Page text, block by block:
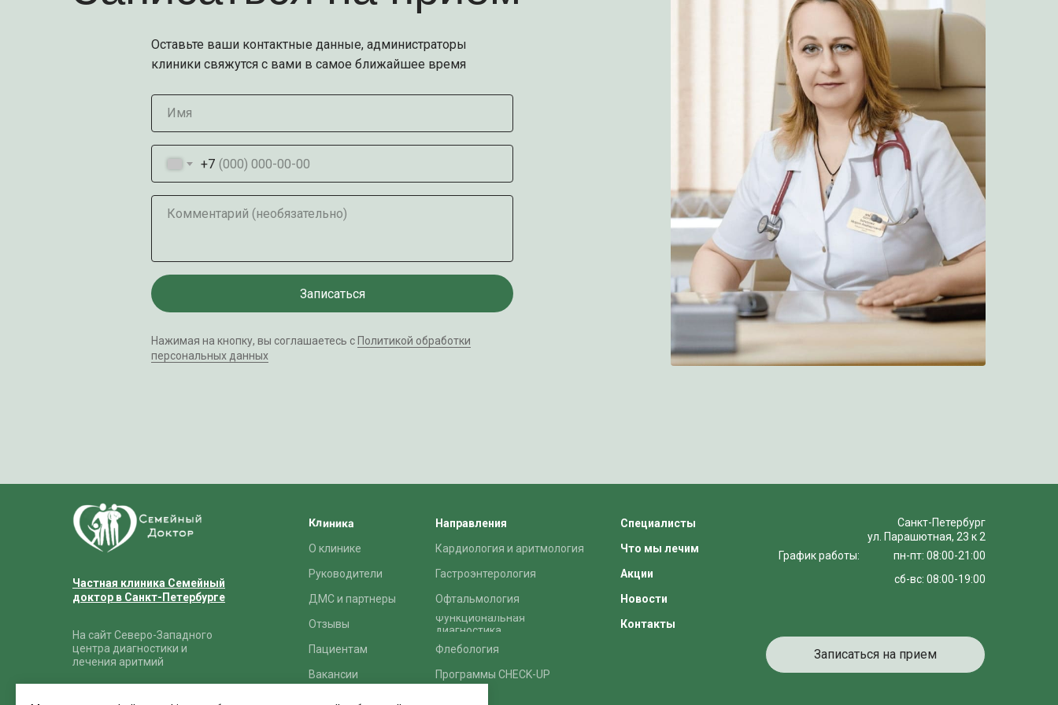
Оставьте ваши контактные данные, администраторы
клиники свяжутся с вами в самое ближайшее время
Имя
+7
Комментарий (необязательно)
Записаться
Нажимая на кнопку, вы соглашаетесь с Политикой обработки
персональных данных
Частная клиника Семейный
доктор в Санкт-Петербурге
Специалисты
Что мы лечим
Акции
Контакты
Новости
Санкт-Петербург
ул. Парашютная, 23 к 2
Записаться на прием
График работы:
пн-пт: 08:00-21:00
сб-вс: 08:00-19:00
Клиника
О клинике
Вакансии
Руководители
ДМС и партнеры
Кардиология и аритмология
Офтальмология
Функциональная
диагностика
Флебология
Отзывы
Программы CHECK-UP
Гастроэнтерология
Направления
На сайт Северо-Западного
центра диагностики и
лечения аритмий
Пациентам